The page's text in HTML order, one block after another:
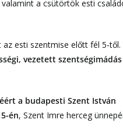
a csütörtök esti
esti szentmise előtt fél 5-től.
vezetett
a budapesti Szent István
én, Szent Imre herceg